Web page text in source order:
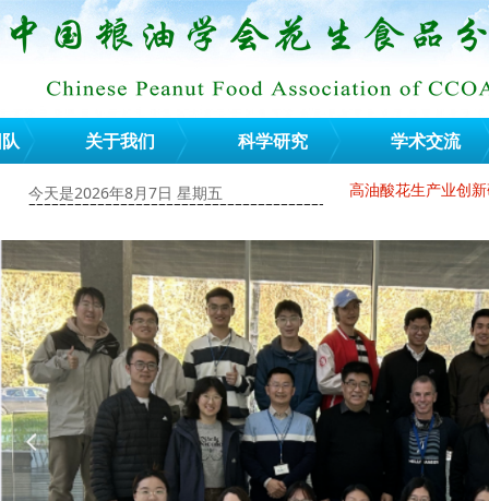
关于我们 科学研究 学术交流
今天是2026年8月7日 星期五 高油酸花生产业创新
넳